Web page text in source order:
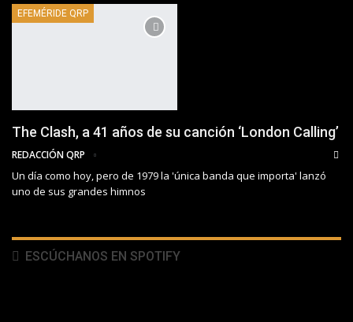
EFEMÉRIDE QRP
The Clash, a 41 años de su canción ‘London Calling’
REDACCIÓN QRP
Un día como hoy, pero de 1979 la 'única banda que importa' lanzó
uno de sus grandes himnos
ESCÚCHANOS EN SPOTIFY